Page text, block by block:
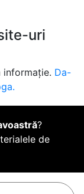
uri
informație. Da-
?
de